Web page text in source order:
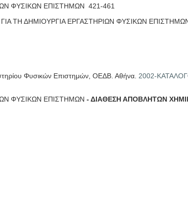
ΦΥΣΙΚΩΝ ΕΠΙΣΤΗΜΩΝ 421-461
ΤΗ ΔΗΜΙΟΥΡΓΙΑ ΕΡΓΑΣΤΗΡΙΩΝ ΦΥΣΙΚΩΝ
Φυσικών Επιστημών, ΟΕΔΒ. Αθήνα. 2002-
ΦΥΣΙΚΩΝ ΕΠΙΣΤΗΜΩΝ - ΔΙΑΘΕΣΗ ΑΠΟΒΛΗΤΩΝ